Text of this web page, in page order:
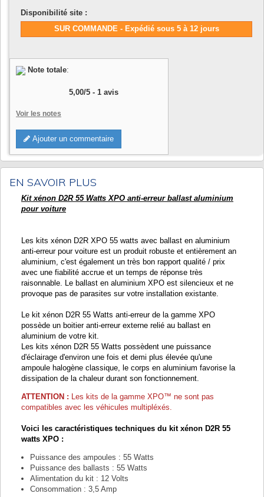
Disponibilité site :
SUR COMMANDE - Expédié sous 5 à 12 jours
Note totale:
5,00/5 - 1 avis
Voir les notes
Ajouter un commentaire
EN SAVOIR PLUS
Kit xénon D2R 55 Watts XPO anti-erreur ballast aluminium
pour voiture
Les kits xénon D2R XPO 55 watts avec ballast en aluminium
anti-erreur pour voiture est un produit robuste et entièrement an
aluminium, c'est également un très bon rapport qualité / prix
avec une fiabilité accrue et un temps de réponse très
raisonnable. Le ballast en aluminium XPO est silencieux et ne
provoque pas de parasites sur votre installation existante.
Le kit xénon D2R 55 Watts anti-erreur de la gamme XPO
possède un boitier anti-erreur externe relié au ballast en
aluminium de votre kit.
Les kits xénon D2R 55 Watts possèdent une puissance
d'éclairage d'environ une fois et demi plus élevée qu'une
ampoule halogène classique, le corps en aluminium favorise la
dissipation de la chaleur durant son fonctionnement.
ATTENTION : Les kits de la gamme XPO™ ne sont pas
compatibles avec les véhicules multipléxés.
Voici les caractéristiques techniques du kit xénon D2R 55
watts XPO :
Puissance des ampoules : 55 Watts
Puissance des ballasts : 55 Watts
Alimentation du kit : 12 Volts
Consommation : 3,5 Amp